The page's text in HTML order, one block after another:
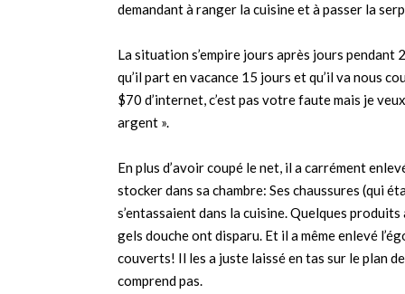
demandant à ranger la cuisine et à passer la
La situation s’empire jours après jours pendant
qu’il part en vacance 15 jours et qu’il va nous
$70 d’internet, c’est pas votre faute mais je
argent ».
En plus d’avoir coupé le net, il a carrément
stocker dans sa chambre: Ses chaussures (qui
s’entassaient dans la cuisine. Quelques
gels douche ont disparu. Et il a même enlevé
couverts! Il les a juste laissé en tas sur le plan
comprend pas.